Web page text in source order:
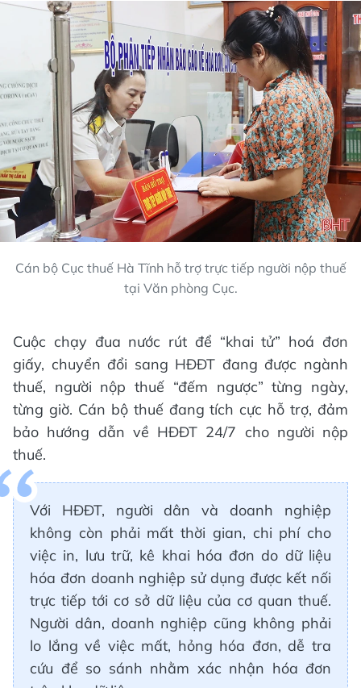
Cán bộ Cục thuế Hà Tĩnh hỗ trợ trực tiếp người nộp thuế
tại Văn phòng Cục.
Cuộc chạy đua nước rút để “khai tử” hoá đơn
giấy, chuyển đổi sang HĐĐT đang được ngành
thuế, người nộp thuế “đếm ngược” từng ngày,
từng giờ. Cán bộ thuế đang tích cực hỗ trợ, đảm
bảo hướng dẫn về HĐĐT 24/7 cho người nộp
thuế.
Với HĐĐT, người dân và doanh nghiệp
không còn phải mất thời gian, chi phí cho
việc in, lưu trữ, kê khai hóa đơn do dữ liệu
hóa đơn doanh nghiệp sử dụng được kết nối
trực tiếp tới cơ sở dữ liệu của cơ quan thuế.
Người dân, doanh nghiệp cũng không phải
lo lắng về việc mất, hỏng hóa đơn, dễ tra
cứu để so sánh nhằm xác nhận hóa đơn